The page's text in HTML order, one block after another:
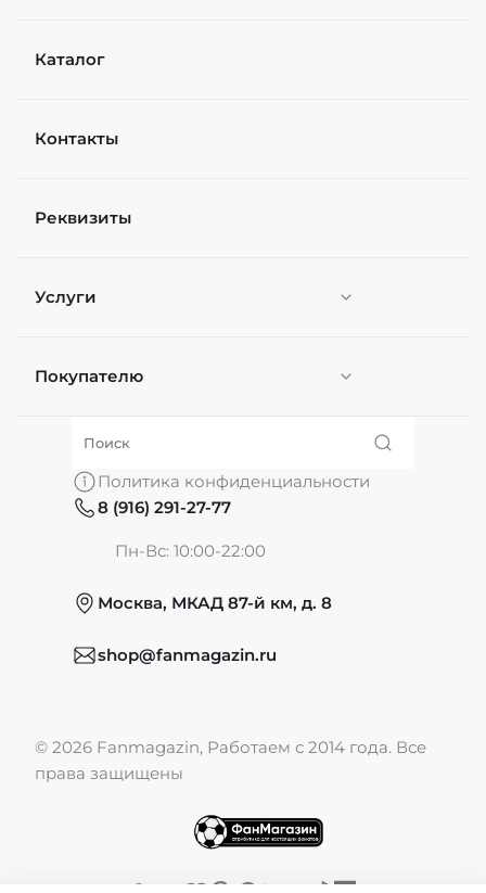
Каталог
Контакты
Реквизиты
Услуги
Персонификация
Покупателю
О нас
Обмен и возврат
Публичная оферта
Политика конфиденциальности
8 (916) 291-27-77
Пн-Вс: 10:00-22:00
Москва, МКАД 87-й км, д. 8
shop@fanmagazin.ru
© 2026 Fanmagazin, Работаем с 2014 года. Все
права защищены